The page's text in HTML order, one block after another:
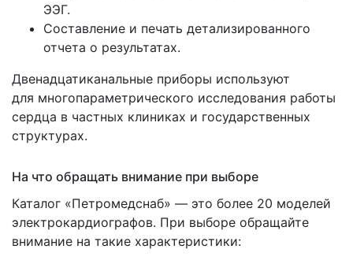
ЭЭГ.
Составление и печать детализированного
отчета о результатах.
Двенадцатиканальные приборы используют
для многопараметрического исследования работы
сердца в частных клиниках и государственных
структурах.
На что обращать внимание при выборе
Каталог «Петромедснаб» — это более 20 моделей
электрокардиографов. При выборе обращайте
внимание на такие характеристики: